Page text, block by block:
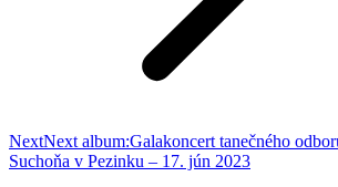
NextNext album:Galakoncert tanečného
Suchoňa v Pezinku – 17. jún 2023